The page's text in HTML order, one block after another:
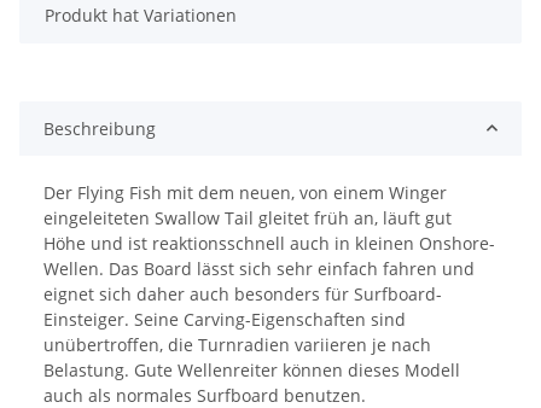
x
Produkt hat Variationen
Beschreibung
Der Flying Fish mit dem neuen, von einem Winger
eingeleiteten Swallow Tail gleitet früh an, läuft gut
Höhe und ist reaktionsschnell auch in kleinen Onshore-
Wellen. Das Board lässt sich sehr einfach fahren und
eignet sich daher auch besonders für Surfboard-
Einsteiger. Seine Carving-Eigenschaften sind
unübertroffen, die Turnradien variieren je nach
Belastung. Gute Wellenreiter können dieses Modell
auch als normales Surfboard benutzen.